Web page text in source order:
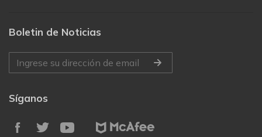
Boletin de Noticias
Síganos